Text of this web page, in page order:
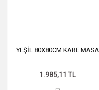
YEŞİL 80X80CM KARE MASA
1.985,11 TL